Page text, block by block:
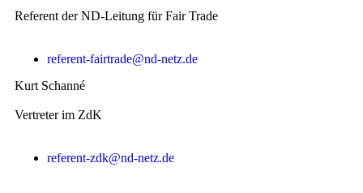
Referent der ND-Leitung für Fair Trade
referent-fairtrade@nd-netz.de
Kurt Schanné
Vertreter im ZdK
referent-zdk@nd-netz.de